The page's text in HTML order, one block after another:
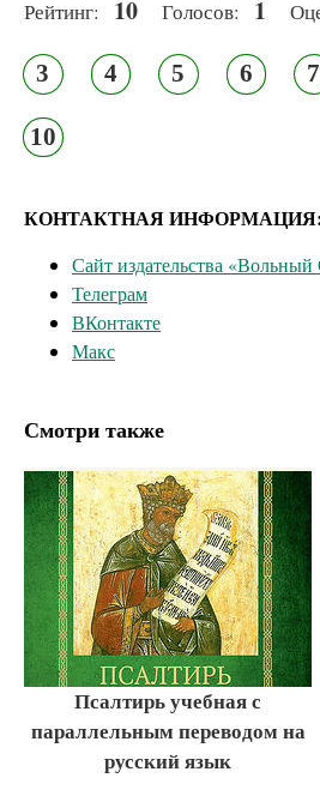
Рейтинг: 10 Голосов: 1
3 4 5 6 7
10
КОНТАКТНАЯ ИНФОРМАЦИЯ:
Сайт издательства
Телеграм
ВКонтакте
Макс
Смотри также
Псалтирь учебная с
параллельным переводом на
русский язык